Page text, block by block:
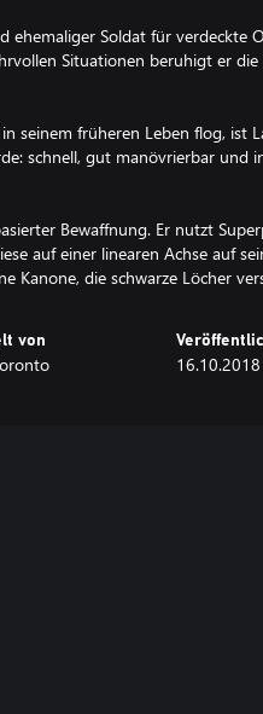
ehemaliger Soldat für verdeckte
Situationen beruhigt er die
seinem früheren Leben flog, ist
schnell, gut manövrierbar und
Bewaffnung. Er nutzt
auf einer linearen Achse auf
Kanone, die schwarze Löcher
von
16.10.2018